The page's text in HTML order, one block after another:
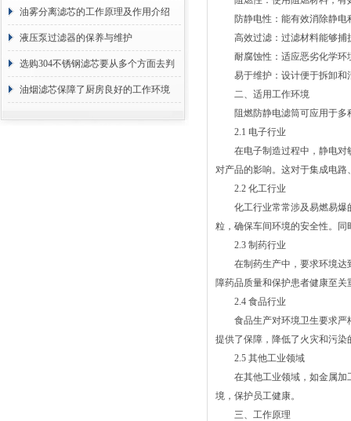
油雾分离滤芯的工作原理及作用介绍
液压泵过滤器的保养与维护
选购304不锈钢滤芯要从多个方面去判
断
油烟滤芯保障了厨房良好的工作环境
防静电性：能有效消除静电
高效过滤：过滤材料能够捕
耐腐蚀性：适应恶劣化学环
易于维护：设计便于拆卸和
二、适用工作环境
阻燃防静电滤筒可应用于多
2.1 电子行业
在电子制造过程中，静电对敏
对产品的影响。这对于集成电
2.2 化工行业
化工行业常常涉及易燃易爆的
粒，确保车间环境的安全性。
2.3 制药行业
在制药生产中，要求环境达到
障药品质量和保护患者健康至关
2.4 食品行业
食品生产对环境卫生要求严格
提供了保障，降低了火灾和污染
2.5 其他工业领域
在其他工业领域，如金属加工
境，保护员工健康。
三、工作原理